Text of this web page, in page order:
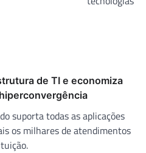
de TI e economiza
suporta todas as aplicações
os milhares de atendimentos